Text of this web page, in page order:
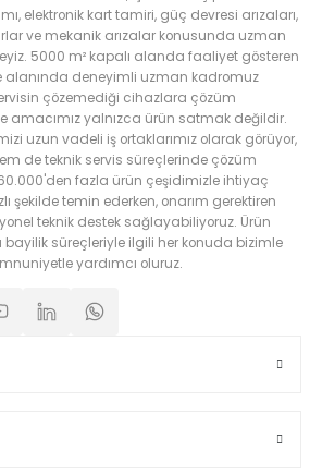
elektronik kart tamiri, güç devresi arızaları,
ve mekanik arızalar konusunda uzman
5000 m² kapalı alanda faaliyet gösteren
alanında deneyimli uzman kadromuz
çözemediği cihazlara çözüm
amacımız yalnızca ürün satmak değildir.
uzun vadeli iş ortaklarımız olarak görüyor,
de teknik servis süreçlerinde çözüm
fazla ürün çeşidimizle ihtiyaç
şekilde temin ederken, onarım gerektiren
teknik destek sağlayabiliyoruz. Ürün
bayilik süreçleriyle ilgili her konuda bizimle
yardımcı oluruz.